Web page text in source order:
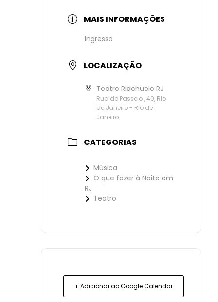
MAIS INFORMAÇÕES
Ingresso
LOCALIZAÇÃO
Teatro Riachuelo RJ
Rua do Passeio , 40, Rio
de Janeiro - Rio de
Janeiro
CATEGORIAS
Música
O que fazer à Noite em
RJ
Teatro
+ Adicionar ao Google Calendar